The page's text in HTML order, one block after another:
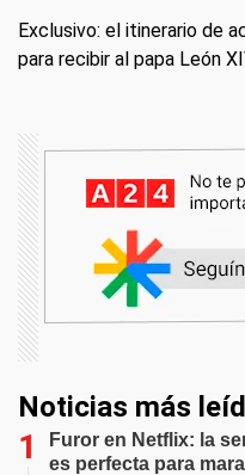
Exclusivo: el itinerario de
para recibir al papa León
Noticias más
Furor en Netflix: la
es perfecta para